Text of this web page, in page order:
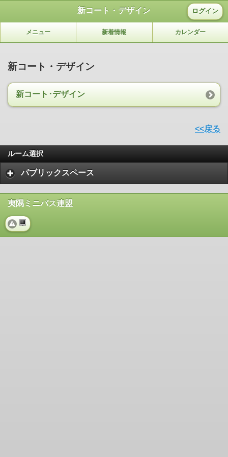
新コート・デザイン ログイン
メニュー 新着情報 カレンダー
新コート・デザイン
新コート･デザイン
<<戻る
ルーム選択
パブリックスペース
夷隅ミニバス連盟